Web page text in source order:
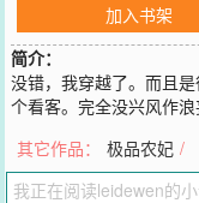
加入书架
简介：
没错，我穿越了。而且
个看客。完全没兴风作
您要是觉得《我不是主角
信里的朋友推荐哦！
其它作品： 极品农妃 /